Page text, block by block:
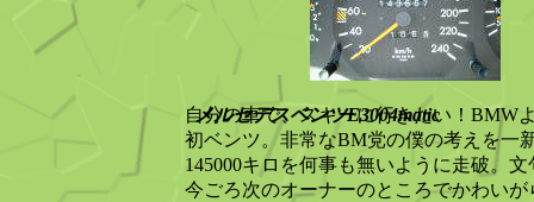
メルセデスベンツE3004matic
自分の車で、スキーに行きたい！BMW
初ベンツ。非常なBM党の僕の考えを一
145000キロを何事も無いように走破。
今ごろ次のオーナーのところでかわい